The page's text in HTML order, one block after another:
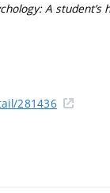
A student’s
281436